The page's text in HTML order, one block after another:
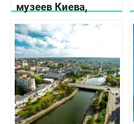
музеев Киева,
которые вас удивят